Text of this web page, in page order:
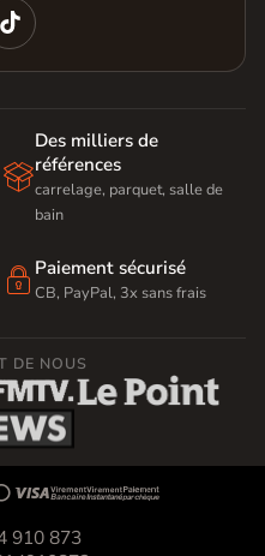

Des milliers de
références
carrelage, parquet, salle de
bain
 Paiement sécurisé
CB, PayPal, 3x sans frais
DE NOUS

910 873